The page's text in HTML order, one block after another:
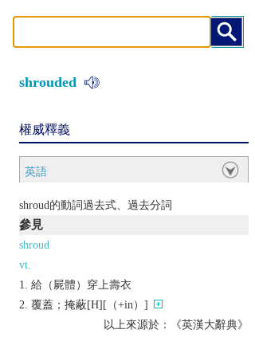
shrouded
權威釋義
英語
shroud的動詞過去式、過去分詞
參見
shroud
vt.
給（屍體）穿上壽衣
覆蓋；掩蔽[H][（+in）]
以上來源於：《英漢大辭典》